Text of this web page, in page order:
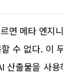
면 메타 엔지
수 없다. 이
산출물을 사